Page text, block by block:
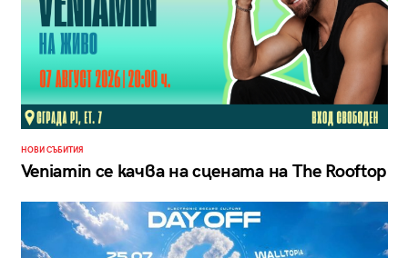
НОВИ СЪБИТИЯ
Veniamin се качва на сцената на The Rooftop